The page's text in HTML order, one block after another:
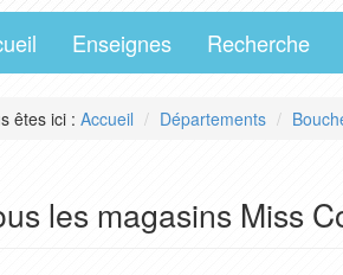
Enseignes Recherche
êtes ici : Accueil Départements
les magasins Miss